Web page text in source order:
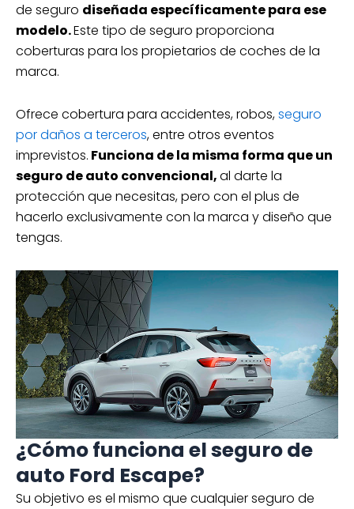
de seguro diseñada específicamente para ese
modelo.Este tipo de seguro proporciona
coberturas para los propietarios de coches de la
marca.
Ofrece cobertura para accidentes, robos,seguro
por daños a terceros, entre otros eventos
imprevistos. Funciona de la misma forma que un
seguro de auto convencional,al darte la
protección que necesitas, pero con el plus de
hacerlo exclusivamente con la marca y diseño que
tengas.
¿Cómo funciona el seguro de
auto Ford Escape?
Su objetivo es el mismo que cualquier seguro de